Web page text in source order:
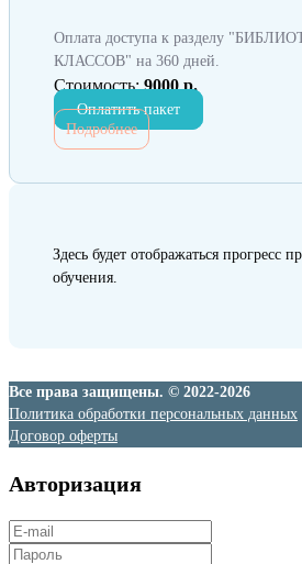
Оплата доступа к разделу
КЛАССОВ" на 360 дней.
Стоимость: 9000 р.
Оплатить пакет
Подробнее
Здесь будет отображаться прогресс
обучения.
Все права защищены. © 2022-2026
Политика обработки персональных данных
Договор оферты
Авторизация